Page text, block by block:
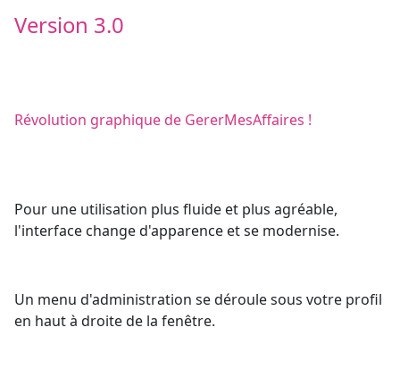
Version 3.0
Révolution graphique de GererMesAffaires !
Pour une utilisation plus fluide et plus agréable,
l'interface change d'apparence et se modernise.
Un menu d'administration se déroule sous votre profil
en haut à droite de la fenêtre.